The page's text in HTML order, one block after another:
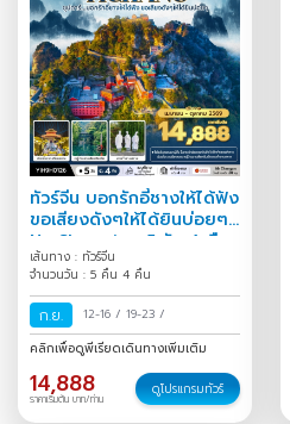
ทัวร์จีน บอกรักอี๋ชางให้ได้ฟัง
ขอเสียงดังๆให้ได้ยินบ่อยๆ
No Shopping 5 วัน 4 คืน
เส้นทาง : ทัวร์จีน
จำนวนวัน : 5 คืน 4 คืน
ก.ย. 12-16 / 19-23 /
คลิกเพื่อดูพีเรียดเดินทางเพิ่มเติม
14,888
ราคาเริ่มต้น บาท/ท่าน
ดูโปรแกรมทัวร์